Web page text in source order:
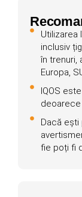
Utilizarea
inclusiv
în trenuri,
Europa,
IQOS
Dacă ești
fie poți fi